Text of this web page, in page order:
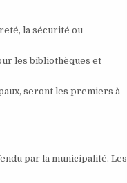
la sécurité ou
les bibliothèques et
seront les premiers à
par la municipalité. Les